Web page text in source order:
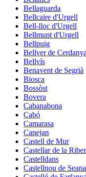
Bellaguarda
Bellcaire d'Urgell
Bell-lloc d'Urgell
Bellmunt d'Urgell
Bellpuig
Bellver de Cerdanya
Bellvís
Benavent de Segrià
Biosca
Bossòst
Bovera
Cabanabona
Cabó
Camarasa
Canejan
Castell de Mur
Castellar de la
Castelldans
Castellnou de Seana